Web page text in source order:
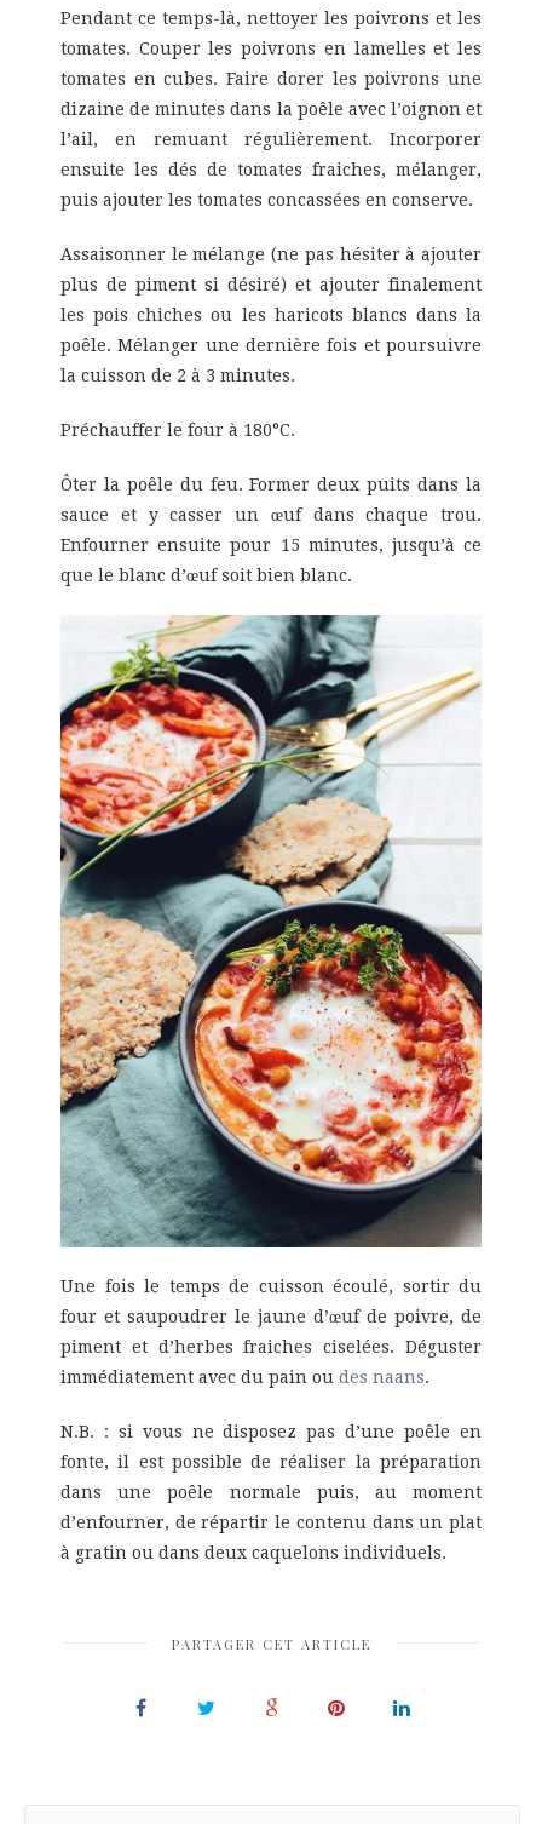
Pendant ce temps-là, nettoyer les poivrons et les
tomates. Couper les poivrons en lamelles et les
tomates en cubes. Faire dorer les poivrons une
dizaine de minutes dans la poêle avec l’oignon et
l’ail, en remuant régulièrement. Incorporer
ensuite les dés de tomates fraiches, mélanger,
puis ajouter les tomates concassées en conserve.
Assaisonner le mélange (ne pas hésiter à ajouter
plus de piment si désiré) et ajouter finalement
les pois chiches ou les haricots blancs dans la
poêle. Mélanger une dernière fois et poursuivre
la cuisson de 2 à 3 minutes.
Préchauffer le four à 180°C.
Ôter la poêle du feu. Former deux puits dans la
sauce et y casser un œuf dans chaque trou.
Enfourner ensuite pour 15 minutes, jusqu’à ce
que le blanc d’œuf soit bien blanc.
Une fois le temps de cuisson écoulé, sortir du
four et saupoudrer le jaune d’œuf de poivre, de
piment et d’herbes fraiches ciselées. Déguster
immédiatement avec du pain ou des naans.
N.B. : si vous ne disposez pas d’une poêle en
fonte, il est possible de réaliser la préparation
dans une poêle normale puis, au moment
d’enfourner, de répartir le contenu dans un plat
à gratin ou dans deux caquelons individuels.
PARTAGER CET ARTICLE